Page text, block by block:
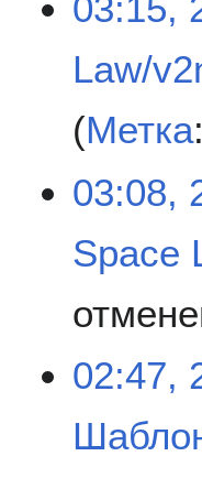
1
2
03:15,
Law/
Метка:
03:08,
Space
02:47,